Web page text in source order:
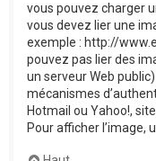
vous pouvez charger
vous devez lier une
exemple : http://
pouvez pas lier des
un serveur Web
mécanismes
Hotmail ou Yahoo!,
Pour afficher l’image,